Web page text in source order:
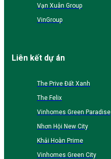
Vạn Xuân Group
VinGroup
Liên kết dự án
The Prive Đất Xanh
The Felix
Vinhomes Green Paradise
Nhơn Hội New City
Khải Hoàn Prime
Vinhomes Green City